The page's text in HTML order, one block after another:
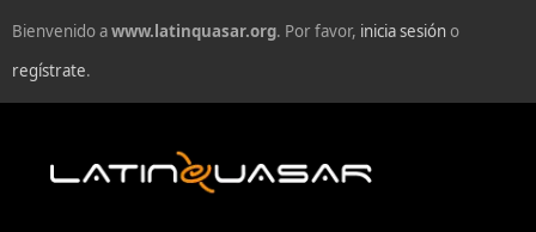
Bienvenido awww.latinquasar.org. Por favor, inicia sesióno
regístrate.